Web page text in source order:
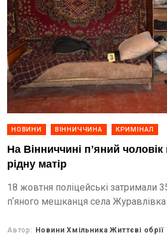
НОВИНИ ВІННИЧЧИНА КРИМІНАЛ
На Вінниччині пʼяний
рідну матір
18 жовтня поліцейські затримали
пʼяного мешканця села
Автор: Новини Хмільника Життєві обрії